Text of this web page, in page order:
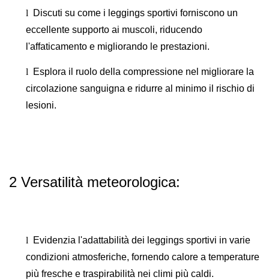
l
Discuti su come i leggings sportivi forniscono un
eccellente supporto ai muscoli, riducendo
l'affaticamento e migliorando le prestazioni.
l
Esplora il ruolo della compressione nel migliorare la
circolazione sanguigna e ridurre al minimo il rischio di
lesioni.
2 Versatilità meteorologica:
l
Evidenzia l'adattabilità dei leggings sportivi in ​​varie
condizioni atmosferiche, fornendo calore a temperature
più fresche e traspirabilità nei climi più caldi.